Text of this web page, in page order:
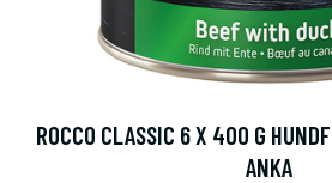
ROCCO CLASSIC 6 X 400 G
ANKA